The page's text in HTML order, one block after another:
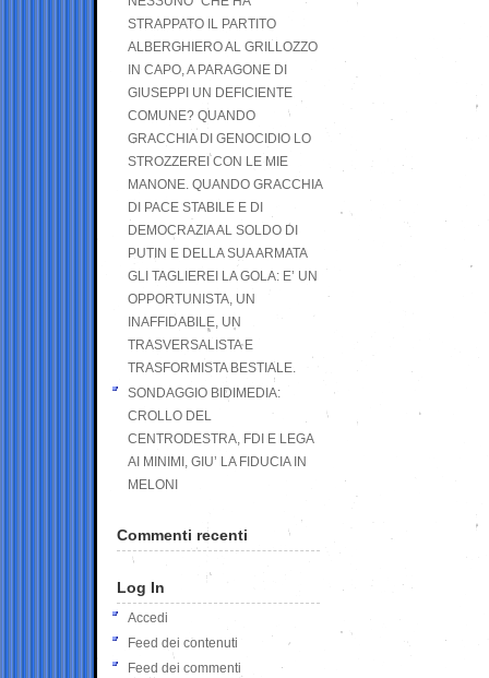
STRAPPATO IL PARTITO
ALBERGHIERO AL GRILLOZZO
IN CAPO, A PARAGONE DI
GIUSEPPI UN DEFICIENTE
COMUNE? QUANDO
GRACCHIA DI GENOCIDIO LO
STROZZEREI CON LE MIE
MANONE. QUANDO GRACCHIA
DI PACE STABILE E DI
DEMOCRAZIA AL SOLDO DI
PUTIN E DELLA SUA ARMATA
GLI TAGLIEREI LA GOLA: E’ UN
OPPORTUNISTA, UN
INAFFIDABILE, UN
TRASVERSALISTA E
TRASFORMISTA BESTIALE.
SONDAGGIO BIDIMEDIA:
CROLLO DEL
CENTRODESTRA, FDI E LEGA
AI MINIMI, GIU’ LA FIDUCIA IN
MELONI
Commenti recenti
Log In
Accedi
Feed dei contenuti
Feed dei commenti